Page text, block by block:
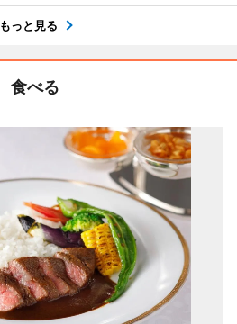
もっと見る
食べる